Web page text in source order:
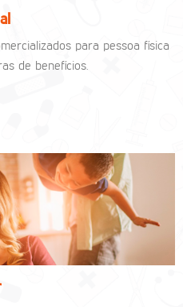
para pessoa física
de benefícios.